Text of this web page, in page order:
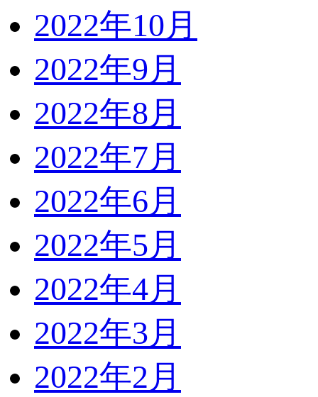
2022年10月
2022年9月
2022年8月
2022年7月
2022年6月
2022年5月
2022年4月
2022年3月
2022年2月